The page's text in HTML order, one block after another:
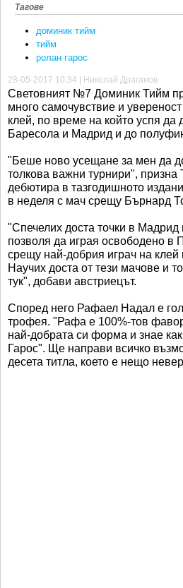
Тагове
доминик тийм
тийм
ролан гарос
28-05-2017 10:34 | Николай Драганов
Световният №7 Доминик Тийм
много самочувствие и
клей, по време на който успя да
Баресола и Мадрид и до
"Беше ново усещане за мен да
толкова важни турнири",
дебютира в тазгодишното
в неделя с мач срещу Бърнард
"Спечелих доста точки в
позволя да играя освободено в
срещу най-добрия играч на
Научих доста от тези мачове и
тук", добави австриецът.
Според него Рафаел Надал е
трофея. "Рафа е 100%-тов
най-добрата си форма и знае
Гарос". Ще направи всичко
десета титла, което е нещо